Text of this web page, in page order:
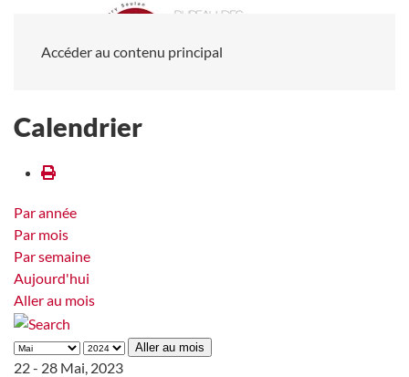
Accéder au contenu principal
Calendrier
Par année
Par mois
Par semaine
Aujourd'hui
Aller au mois
Aller au mois
22 - 28 Mai, 2023